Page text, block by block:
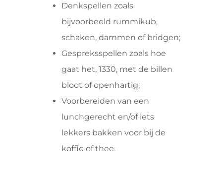
Denkspellen zoals
bijvoorbeeld rummikub,
schaken, dammen of bridgen;
Gespreksspellen zoals hoe
gaat het, 1330, met de billen
bloot of openhartig;
Voorbereiden van een
lunchgerecht en/of iets
lekkers bakken voor bij de
koffie of thee.